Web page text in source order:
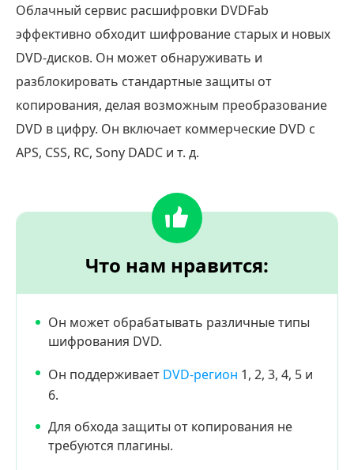
Облачный сервис расшифровки DVDFab
эффективно обходит шифрование старых и новых
DVD-дисков. Он может обнаруживать и
разблокировать стандартные защиты от
копирования, делая возможным преобразование
DVD в цифру. Он включает коммерческие DVD с
APS, CSS, RC, Sony DADC и т. д.
Что нам нравится:
Он может обрабатывать различные типы
шифрования DVD.
Он поддерживает DVD-регион 1, 2, 3, 4, 5 и
6.
Для обхода защиты от копирования не
требуются плагины.